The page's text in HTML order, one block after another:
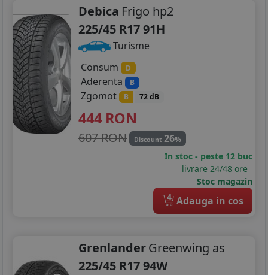
Debica Frigo hp2
225/45 R17 91H
Turisme
Consum
D
Aderenta B
Zgomot B 72 dB
444 RON
607 RON Discount 26%
In stoc - peste 12 buc
livrare 24/48 ore
Stoc magazin
4 Adauga in cos
GrenlanderGreenwing as
225/45 R17 94W